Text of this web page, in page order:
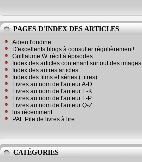
PAGES D'INDEX DES ARTICLES
Adieu l'ondine
D'excellents blogs à consulter régulièrement!
Guillaume W. récit à épisodes
Index des articles contenant surtout des images
Index des autres articles
Index des films et séries ( titres)
Livres au nom de l'auteur A-D
Livres au nom de l'auteur E-K
Livres au nom de l'auteur L-P
Livres au nom de l'auteur Q-Z
lus récemment
PAL Pile de livres à lire …
CATÉGORIES